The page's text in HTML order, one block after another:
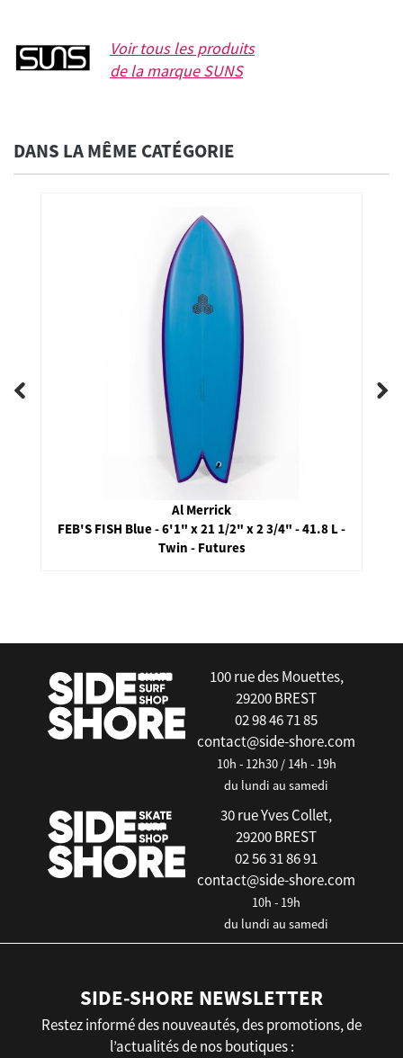
Voir tous les produits
de la marqueSUNS
DANS LA MÊME CATÉGORIE
Al Merrick
FEB'S FISH Blue - 6'1" x 21 1/2" x 2 3/4" - 41.8 L -
Twin - Futures
100 rue des Mouettes,
29200 BREST
02 98 46 71 85
contact@side-shore.com
10h - 12h30 / 14h - 19h
du lundi au samedi
30 rue Yves Collet,
29200 BREST
02 56 31 86 91
contact@side-shore.com
10h - 19h
du lundi au samedi
SIDE-SHORE NEWSLETTER
Restez informé des nouveautés, des promotions, de
l’actualités de nos boutiques :